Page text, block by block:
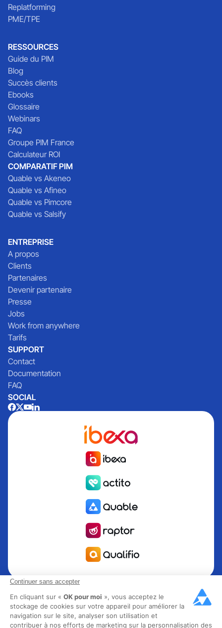
Continuer sans accepter
En cliquant sur « OK pour moi », vous acceptez le
stockage de cookies sur votre appareil pour améliorer la
navigation sur le site, analyser son utilisation et
contribuer à nos efforts de marketing sur la personnalisation des
Replatforming
PME/TPE
RESSOURCES
Guide du PIM
Blog
Succès clients
Ebooks
Glossaire
Webinars
FAQ
Groupe PIM France
Calculateur ROI
COMPARATIF PIM
Quable vs Akeneo
Quable vs Afineo
Quable vs Pimcore
Quable vs Salsify
ENTREPRISE
A propos
Clients
Partenaires
Devenir partenaire
Presse
Jobs
Work from anywhere
Tarifs
SUPPORT
Contact
Documentation
FAQ
SOCIAL
Quable est la solution de gestion de l’information Produit
PIM pour les marques et fabricants en quête de croissance.
Groupe Rocher, Mitsubishi Electric, Escada, Berluti, Delsey,
North Sails, Liberated Brands, MCO Regent et plus de 300